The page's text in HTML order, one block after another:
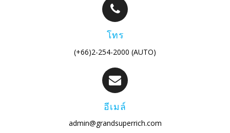
โทร
(+66)2-254-2000 (AUTO)
อีเมล์
admin@grandsuperrich.com